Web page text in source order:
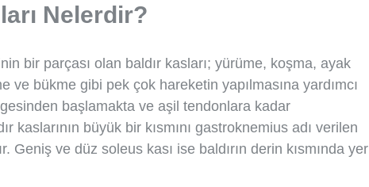
Nelerdir?
bir parçası olan baldır kasları; yürüme, koşma, ayak
ve bükme gibi pek çok hareketin yapılmasına yardımcı
başlamakta ve aşil tendonlara kadar
kaslarının büyük bir kısmını gastroknemius adı verilen
Geniş ve düz soleus kası ise baldırın derin kısmında yer